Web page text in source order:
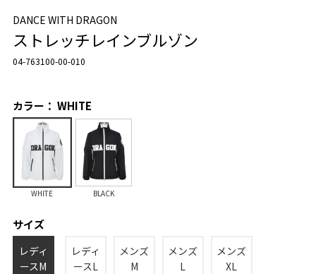
DANCE WITH DRAGON
ストレッチレインブルゾン
04-763100-00-010
カラー： WHITE
WHITE BLACK
サイズ
レディ
ースM
レディ
ースL
メンズ
M
メンズ
L
メンズ
XL